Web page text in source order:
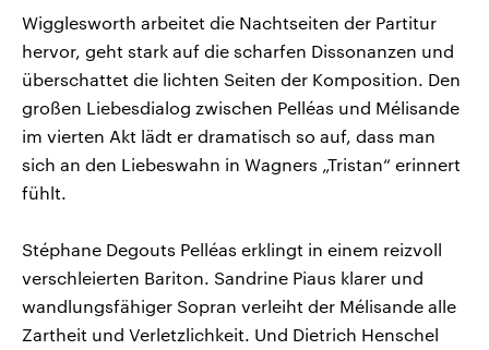
Wigglesworth arbeitet die Nachtseiten der Partitur
hervor, geht stark auf die scharfen Dissonanzen und
überschattet die lichten Seiten der Komposition. Den
großen Liebesdialog zwischen Pelléas und Mélisande
im vierten Akt lädt er dramatisch so auf, dass man
sich an den Liebeswahn in Wagners „Tristan“ erinnert
fühlt.
Stéphane Degouts Pelléas erklingt in einem reizvoll
verschleierten Bariton. Sandrine Piaus klarer und
wandlungsfähiger Sopran verleiht der Mélisande alle
Zartheit und Verletzlichkeit. Und Dietrich Henschel